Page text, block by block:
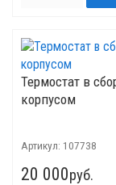
Термостат в
корпусом
Артикул: 107738
20 000руб.